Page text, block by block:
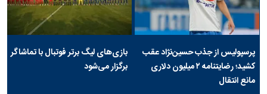
پرسپولیس از جذب حسین‌نژاد عقب
کشید؛ رضایتنامه ۲ میلیون دلاری
مانع انتقال
بازی‌های لیگ برتر فوتبال با تماشاگر
برگزار می‌شود